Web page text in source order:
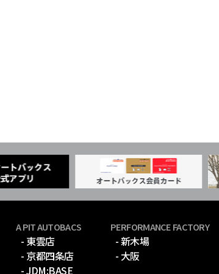
A PIT AUTOBACS
- 東雲店
- 京都四条店
- JDM:BASE
PERFORMANCE FACTORY
- 新木場
- 大阪